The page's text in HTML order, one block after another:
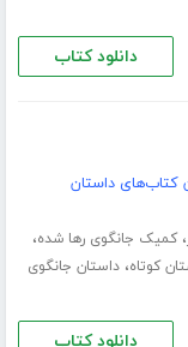
دانلود کتاب
کتاب‌های داستان
،کمیک جانگوی رها شده،
کوتاه،داستان جانگوی
دانلود کتاب